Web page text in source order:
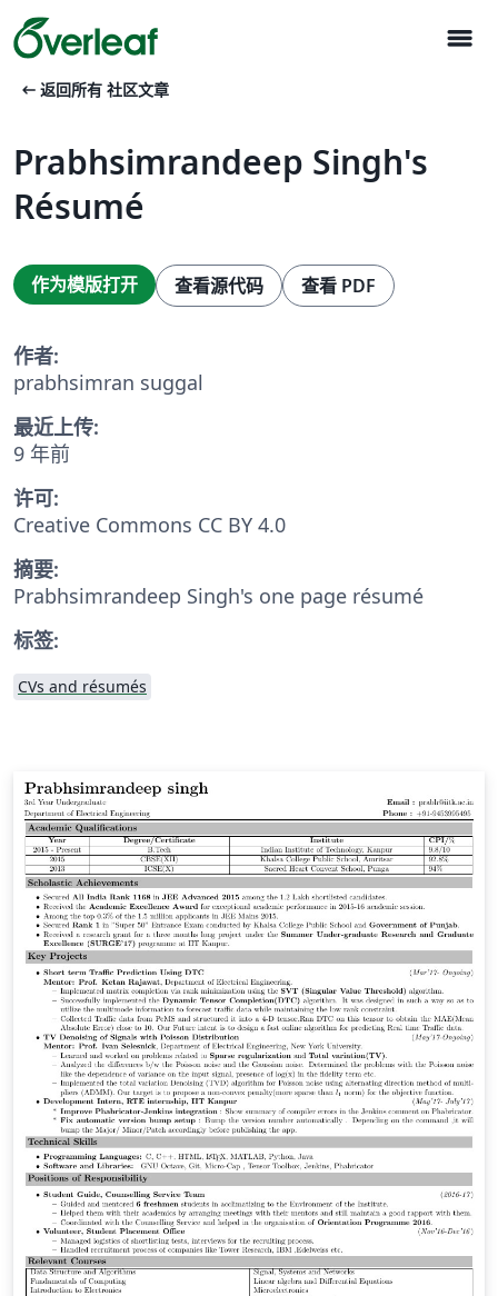
menu
arrow_left_alt 返回所有 社区文章
Prabhsimrandeep Singh's
Résumé
作为模版打开 查看源代码 查看 PDF
作者:
prabhsimran suggal
最近上传:
9 年前
许可:
Creative Commons CC BY 4.0
摘要:
Prabhsimrandeep Singh's one page résumé
标签:
CVs and résumés